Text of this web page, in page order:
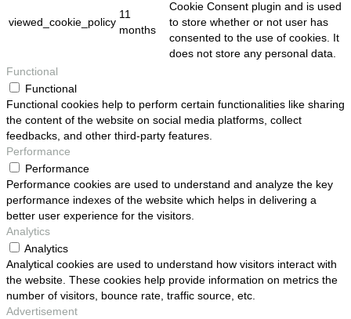
viewed_cookie_policy
11
months
Cookie Consent plugin and is used
to store whether or not user has
consented to the use of cookies. It
does not store any personal data.
Functional
Functional
Functional cookies help to perform certain functionalities like sharing
the content of the website on social media platforms, collect
feedbacks, and other third-party features.
Performance
Performance
Performance cookies are used to understand and analyze the key
performance indexes of the website which helps in delivering a
better user experience for the visitors.
Analytics
Analytics
Analytical cookies are used to understand how visitors interact with
the website. These cookies help provide information on metrics the
number of visitors, bounce rate, traffic source, etc.
Advertisement